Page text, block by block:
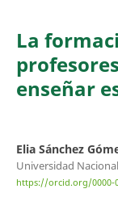
La
enseñar
Elia Sánchez
Universidad
https://orcid.org/0000-